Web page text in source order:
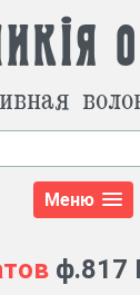
Меню
ф.817